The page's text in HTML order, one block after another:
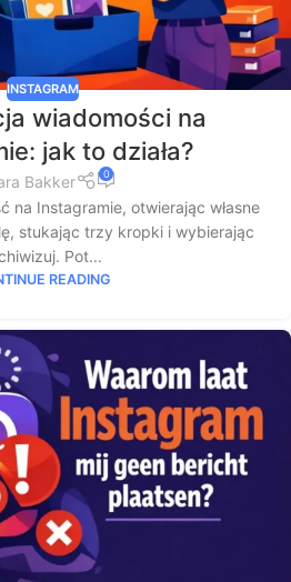
INSTAGRAM
wiadomości na
jak to działa?
Bakker 0
na Instagramie, otwierając własne
stukając trzy kropki i wybierając
Pot...
READING